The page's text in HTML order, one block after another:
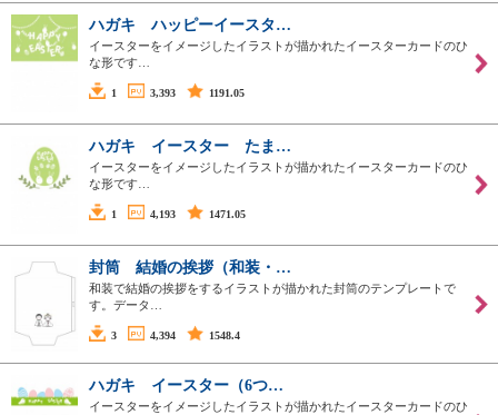
ハガキ ハッピーイースタ…
イースターをイメージしたイラストが描かれたイースターカードのひ
な形です…
1 3,393 1191.05
ハガキ イースター たま…
イースターをイメージしたイラストが描かれたイースターカードのひ
な形です…
1 4,193 1471.05
封筒 結婚の挨拶（和装・…
和装で結婚の挨拶をするイラストが描かれた封筒のテンプレートで
す。データ…
3 4,394 1548.4
ハガキ イースター（6つ…
イースターをイメージしたイラストが描かれたイースターカードのひ